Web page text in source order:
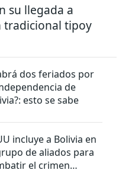
su llegada a
tradicional tipoy
dos feriados por
de
esto se sabe
incluye a Bolivia en
de aliados para
el crimen